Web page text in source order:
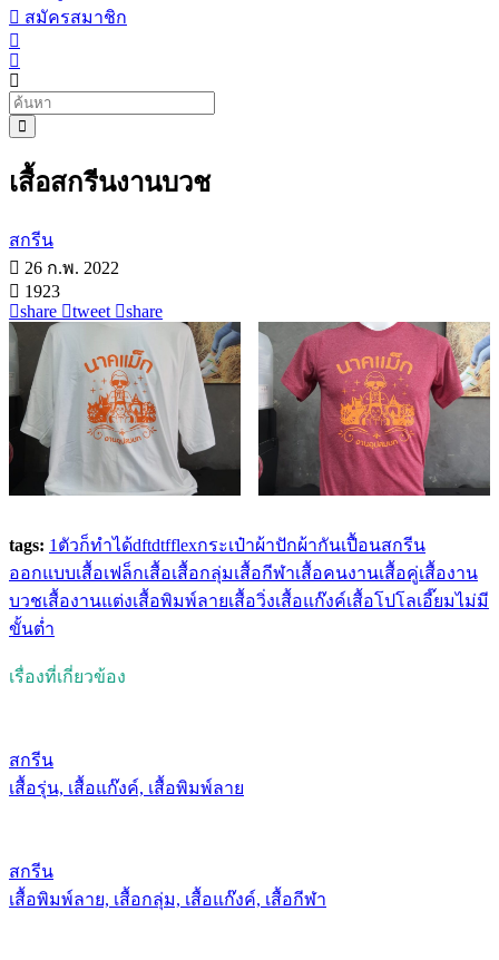
สมัครสมาชิก
เสื้อสกรีนงานบวช
สกรีน
26 ก.พ. 2022
1923
share
tweet share
tags: 1ตัวก็ทำได้dftdtfflexกระเป๋าผ้าปักผ้ากันเปื้อนสกรีน
ออกแบบเสื้อเฟล็กเสื้อเสื้อกลุ่มเสื้อกีฬาเสื้อคนงานเสื้อคู่เสื้องาน
บวชเสื้องานแต่งเสื้อพิมพ์ลายเสื้อวิ่งเสื้อแก๊งค์เสื้อโปโลเอี๊ยมไม่มี
ขั้นต่ำ
เรื่องที่เกี่ยวข้อง
สกรีน
เสื้อรุ่น, เสื้อแก๊งค์, เสื้อพิมพ์ลาย
สกรีน
เสื้อพิมพ์ลาย, เสื้อกลุ่ม, เสื้อแก๊งค์, เสื้อกีฬา